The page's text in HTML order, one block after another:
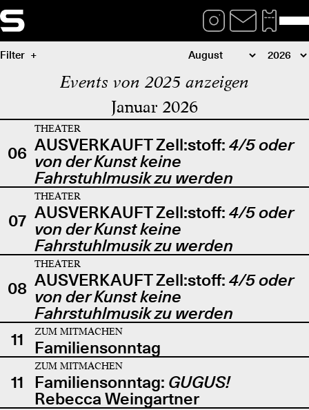
Filter
Events von 2025 anzeigen
Januar 2026
06
THEATER
AUSVERKAUFT Zell:stoff: 4/5 oder
von der Kunst keine
Fahrstuhlmusik zu werden
07
THEATER
AUSVERKAUFT Zell:stoff: 4/5 oder
von der Kunst keine
Fahrstuhlmusik zu werden
08
THEATER
AUSVERKAUFT Zell:stoff: 4/5 oder
von der Kunst keine
Fahrstuhlmusik zu werden
11
ZUM MITMACHEN
Familiensonntag
11
ZUM MITMACHEN
Familiensonntag: GUGUS!
Rebecca Weingartner